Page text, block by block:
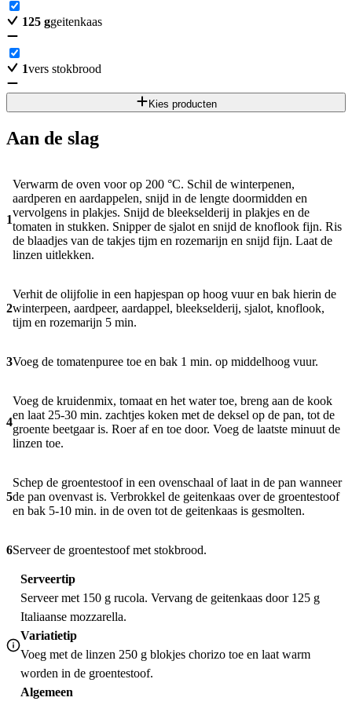
125 ggeitenkaas
1vers stokbrood
Kies producten
Aan de slag
1
Verwarm de oven voor op 200 °C. Schil de winterpenen,
aardperen en aardappelen, snijd in de lengte doormidden en
vervolgens in plakjes. Snijd de bleekselderij in plakjes en de
tomaten in stukken. Snipper de sjalot en snijd de knoflook fijn. Ris
de blaadjes van de takjes tijm en rozemarijn en snijd fijn. Laat de
linzen uitlekken.
2
Verhit de olijfolie in een hapjespan op hoog vuur en bak hierin de
winterpeen, aardpeer, aardappel, bleekselderij, sjalot, knoflook,
tijm en rozemarijn 5 min.
3Voeg de tomatenpuree toe en bak 1 min. op middelhoog vuur.
4
Voeg de kruidenmix, tomaat en het water toe, breng aan de kook
en laat 25-30 min. zachtjes koken met de deksel op de pan, tot de
groente beetgaar is. Roer af en toe door. Voeg de laatste minuut de
linzen toe.
5
Schep de groentestoof in een ovenschaal of laat in de pan wanneer
de pan ovenvast is. Verbrokkel de geitenkaas over de groentestoof
en bak 5-10 min. in de oven tot de geitenkaas is gesmolten.
6Serveer de groentestoof met stokbrood.
Serveertip
Serveer met 150 g rucola. Vervang de geitenkaas door 125 g
Italiaanse mozzarella.
Variatietip
Voeg met de linzen 250 g blokjes chorizo toe en laat warm
worden in de groentestoof.
Algemeen